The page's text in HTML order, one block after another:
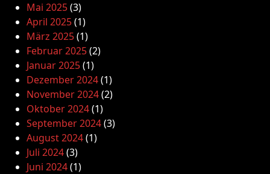
Mai 2025(3)
April 2025(1)
März 2025(1)
Februar 2025(2)
Januar 2025(1)
Dezember 2024(1)
November 2024(2)
Oktober 2024(1)
September 2024(3)
August 2024(1)
Juli 2024(3)
Juni 2024(1)